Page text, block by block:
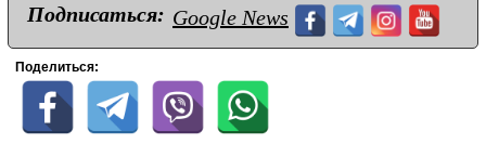
Подписаться: Google News
Поделиться: